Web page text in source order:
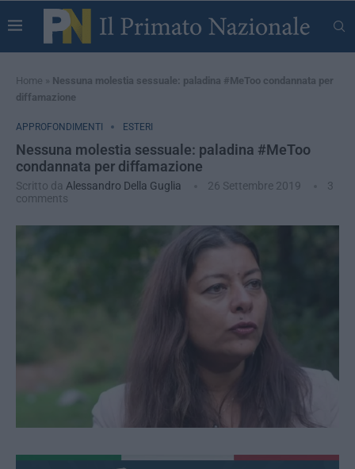
Home » Nessuna molestia sessuale: paladina #MeToo condannata per
diffamazione
APPROFONDIMENTI ESTERI
Nessuna molestia sessuale: paladina #MeToo
condannata per diffamazione
Scritto da Alessandro Della Guglia 26 Settembre 2019
3
comments